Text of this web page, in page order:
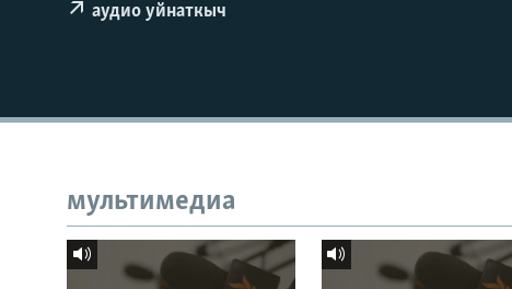
аудио уйнаткыч
мультимедиа